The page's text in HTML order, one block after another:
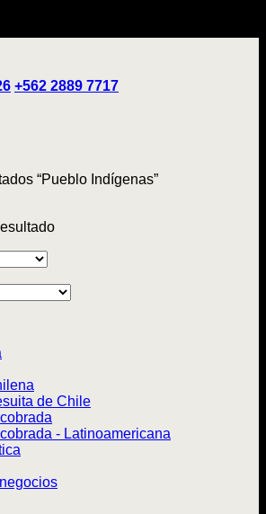
+562 2889 7717
“Pueblo Indígenas”
de Chile
- Latinoamericana